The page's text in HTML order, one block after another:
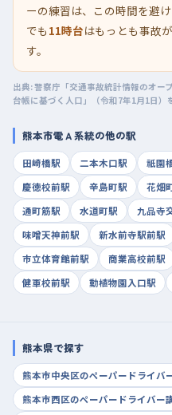
ーの練習は、この時間を避
でも 11時台はもっとも事故
す。
出典: 警察庁「交通事故統計情報のオー
台帳に基づく人口」（令和7年1月1日）
熊本市電Ａ系統の他の駅
田崎橋駅 二本木口駅 祇園
慶徳校前駅
辛島町駅 花畑
通町筋駅
水道町駅 九品寺
味噌天神前駅
新水前寺駅前駅
市立体育館前駅
商業高校前駅
健軍校前駅
動植物園入口駅
熊本県で探す
熊本市中央区のペーパードライバ
熊本市西区のペーパードライバー